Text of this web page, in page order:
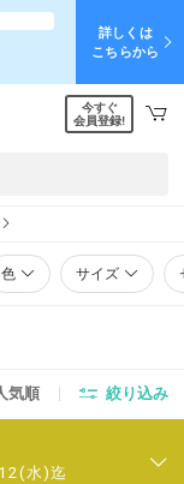
詳しくは
こちらから
今すぐ
会員登録!
色 サイズ
気順 絞り込み
水)迄